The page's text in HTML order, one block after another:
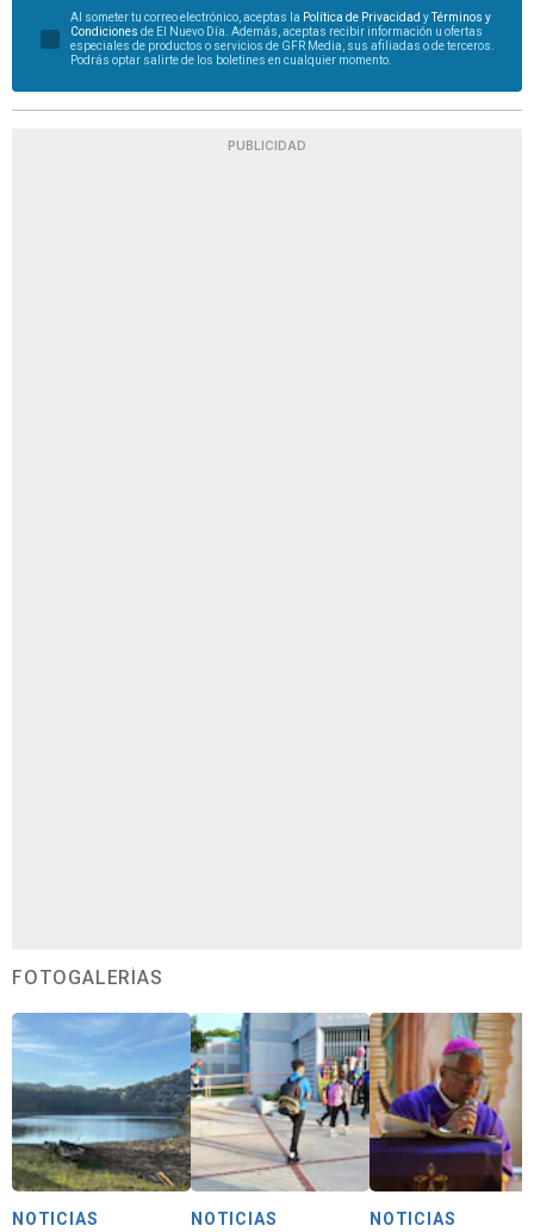
Al someter tu correo electrónico, aceptas la Política de Privacidad yTérminos y
Condiciones de El Nuevo Día. Además, aceptas recibir información u ofertas
especiales de productos o servicios de GFR Media, sus afiliadas o de terceros.
Podrás optar salirte de los boletines en cualquier momento.
PUBLICIDAD
FOTOGALERÍAS
NOTICIAS NOTICIAS NOTICIAS